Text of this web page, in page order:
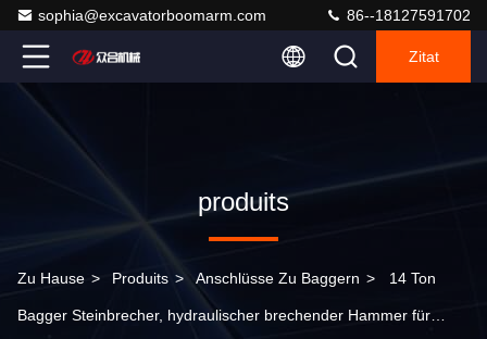
sophia@excavatorboomarm.com 86--18127591702
Zitat
produits
Zu Hause > Produits > Anschlüsse Zu Baggern > 14 Ton
Bagger Steinbrecher, hydraulischer brechender Hammer für